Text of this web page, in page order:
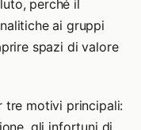
perché il
ai gruppi
spazi di valore
tre motivi principali:
gli infortuni di